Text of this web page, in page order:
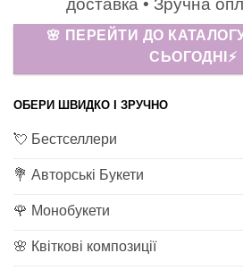
доставка • Зручна
🌸 ПЕРЕЙТИ ДО
СЬОГОДНІ⚡
ОБЕРИ ШВИДКО І ЗРУЧНО
💘 Бестселлери
💐 Авторські Букети
🌹 Монобукети
🌸 Квіткові композиції